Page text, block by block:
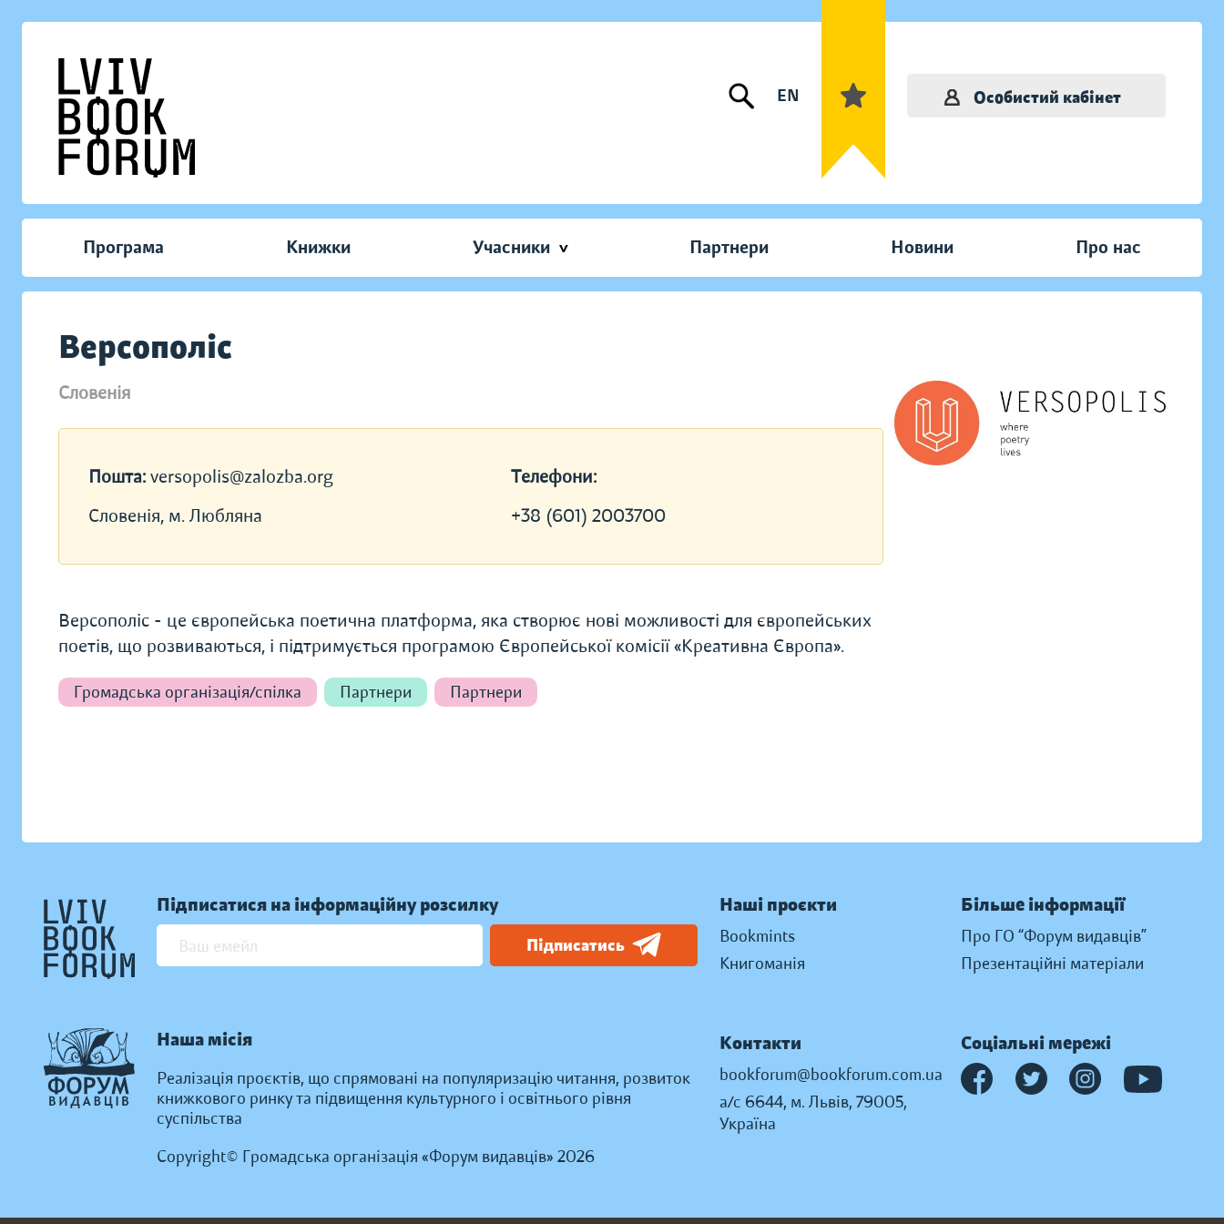
EN Особистий кабінет
Програма Книжки Учасники Партнери Новини Про нас
Версополіс
Словенія
Пошта: versopolis@zalozba.org
Словенія, м. Любляна
Телефони:
+38 (601) 2003700
Версополіс - це європейська поетична платформа, яка створює нові можливості для європейських
поетів, що розвиваються, і підтримується програмою Європейської комісії «Креативна Європа».
Громадська організація/спілка Партнери Партнери
Підписатися на інформаційну розсилку
Підписатись
Наша місія
Реалізація проєктів, що спрямовані на популяризацію читання, розвиток
книжкового ринку та підвищення культурного і освітнього рівня
суспільства
Copyright© Громадська організація «Форум видавців» 2026
Наші проєкти
Bookmints
Книгоманія
Більше інформації
Про ГО “Форум видавців”
Презентаційні матеріали
Контакти
bookforum@bookforum.com.ua
а/с 6644, м. Львів, 79005,
Україна
Соціальні мережі